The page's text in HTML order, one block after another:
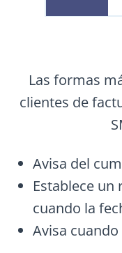
Las formas
clientes de
Avisa del
Establece
cuando la
Avisa